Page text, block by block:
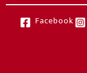
Facebook